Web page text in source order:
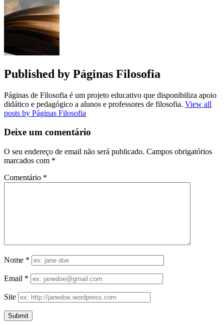
Published by Páginas Filosofia
Páginas de Filosofia é um projeto educativo que disponibiliza apoio
didático e pedagógico a alunos e professores de filosofia. View all
posts by Páginas Filosofia
Deixe um comentário
O seu endereço de email não será publicado. Campos obrigatórios
marcados com *
Comentário *
Nome *
Email *
Site